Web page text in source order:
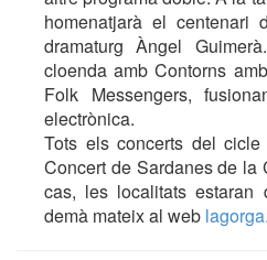
homenatjarà el
dramaturg Àngel
cloenda amb Contorns
Folk Messengers,
electrònica.
Tots els concerts del
Concert de Sardanes de la
cas, les localitats estaran
demà mateix al web